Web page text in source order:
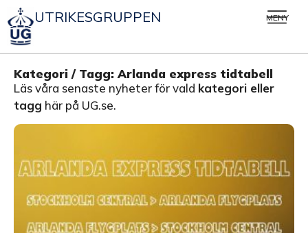
UTRIKESGRUPPEN MENY
Kategori / Tagg: Arlanda express tidtabell
Läs våra senaste nyheter för vald kategori eller
tagg här på UG.se.